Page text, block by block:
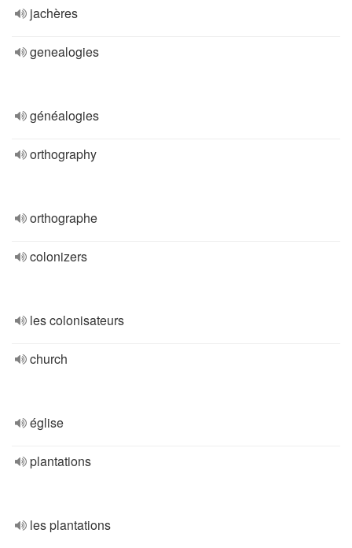
jachères
genealogies
généalogies
orthography
orthographe
colonizers
les colonisateurs
church
église
plantations
les plantations